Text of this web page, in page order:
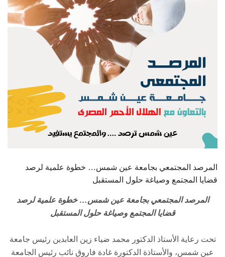
المرصد المجتمعي بجامعة عين شمس… خطوة علمية لرصد
قضايا المجتمع وصياغة حلول المستقبل
المرصد المجتمعي بجامعة عين شمس… خطوة علمية لرصد
قضايا المجتمع وصياغة حلول المستقبل
تحت رعاية الأستاذ الدكتور محمد ضياء زين العابدين رئيس جامعة
عين شمس، والأستاذة الدكتورة غادة فاروق نائب رئيس الجامعة